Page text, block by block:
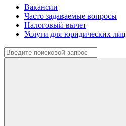
Вакансии
Часто задаваемые вопросы
Налоговый вычет
Услуги для юридических лиц